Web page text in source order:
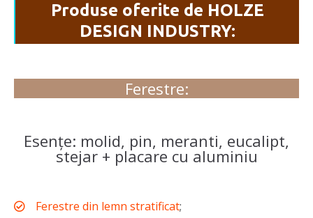
Produse oferite de HOLZE
DESIGN INDUSTRY:
Ferestre:
Esențe: molid, pin, meranti, eucalipt,
stejar + placare cu aluminiu
Ferestre din lemn stratificat;